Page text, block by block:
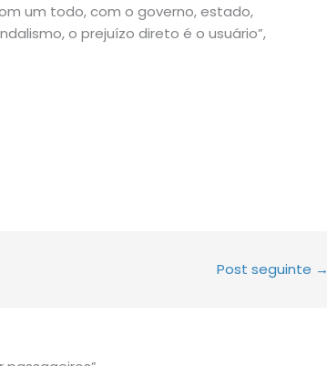
um todo, com o governo, estado,
o prejuízo direto é o usuário”,
Post seguinte →